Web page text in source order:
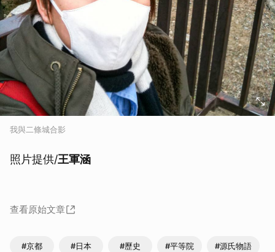
我與二條城合影
照片提供/王軍涵
查看原始文章
#京都 #日本 #歷史 #平等院 #源氏物語